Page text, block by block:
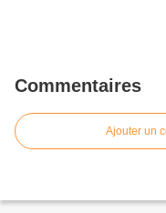
Commentaires
Ajouter un